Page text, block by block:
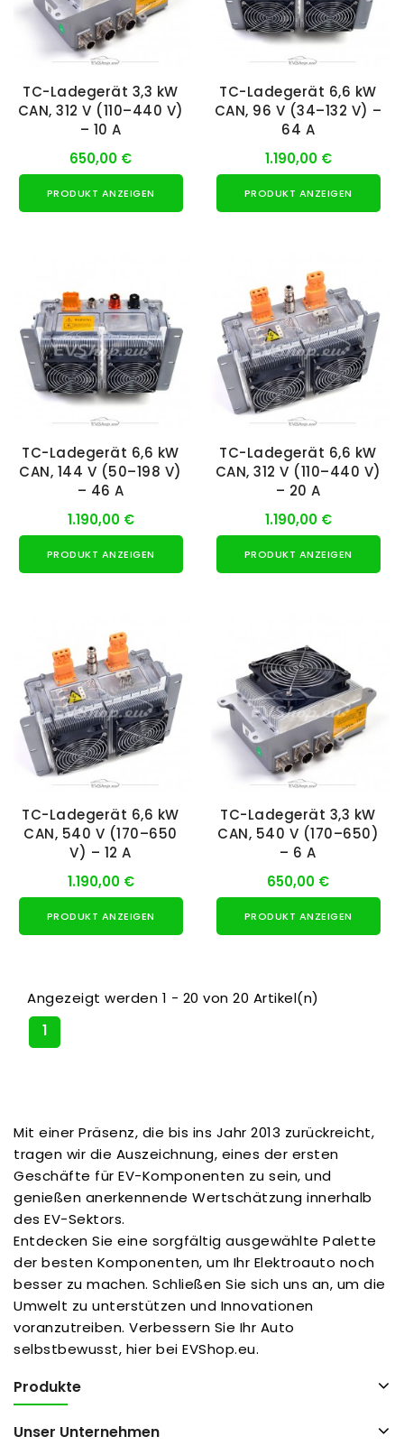
TC-Ladegerät 3,3 kW
CAN, 312 V (110–440 V)
– 10 A
650,00 €
PRODUKT ANZEIGEN
TC-Ladegerät 6,6 kW
CAN, 96 V (34–132 V) –
64 A
1.190,00 €
PRODUKT ANZEIGEN
TC-Ladegerät 6,6 kW
CAN, 144 V (50–198 V)
– 46 A
1.190,00 €
PRODUKT ANZEIGEN
TC-Ladegerät 6,6 kW
CAN, 312 V (110–440 V)
– 20 A
1.190,00 €
PRODUKT ANZEIGEN
TC-Ladegerät 6,6 kW
CAN, 540 V (170–650
V) – 12 A
1.190,00 €
PRODUKT ANZEIGEN
TC-Ladegerät 3,3 kW
CAN, 540 V (170–650)
– 6 A
650,00 €
PRODUKT ANZEIGEN
Angezeigt werden 1 - 20 von 20 Artikel(n)
1
Mit einer Präsenz, die bis ins Jahr 2013 zurückreicht,
tragen wir die Auszeichnung, eines der ersten
Geschäfte für EV-Komponenten zu sein, und
genießen anerkennende Wertschätzung innerhalb
des EV-Sektors.
Entdecken Sie eine sorgfältig ausgewählte Palette
der besten Komponenten, um Ihr Elektroauto noch
besser zu machen. Schließen Sie sich uns an, um die
Umwelt zu unterstützen und Innovationen
voranzutreiben. Verbessern Sie Ihr Auto
selbstbewusst, hier bei EVShop.eu.
Produkte
Unser Unternehmen